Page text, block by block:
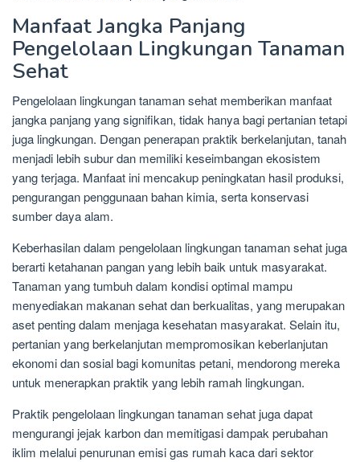
Manfaat Jangka Panjang
Pengelolaan Lingkungan Tanaman
Sehat
Pengelolaan lingkungan tanaman sehat memberikan manfaat
jangka panjang yang signifikan, tidak hanya bagi pertanian tetapi
juga lingkungan. Dengan penerapan praktik berkelanjutan, tanah
menjadi lebih subur dan memiliki keseimbangan ekosistem
yang terjaga. Manfaat ini mencakup peningkatan hasil produksi,
pengurangan penggunaan bahan kimia, serta konservasi
sumber daya alam.
Keberhasilan dalam pengelolaan lingkungan tanaman sehat juga
berarti ketahanan pangan yang lebih baik untuk masyarakat.
Tanaman yang tumbuh dalam kondisi optimal mampu
menyediakan makanan sehat dan berkualitas, yang merupakan
aset penting dalam menjaga kesehatan masyarakat. Selain itu,
pertanian yang berkelanjutan mempromosikan keberlanjutan
ekonomi dan sosial bagi komunitas petani, mendorong mereka
untuk menerapkan praktik yang lebih ramah lingkungan.
Praktik pengelolaan lingkungan tanaman sehat juga dapat
mengurangi jejak karbon dan memitigasi dampak perubahan
iklim melalui penurunan emisi gas rumah kaca dari sektor